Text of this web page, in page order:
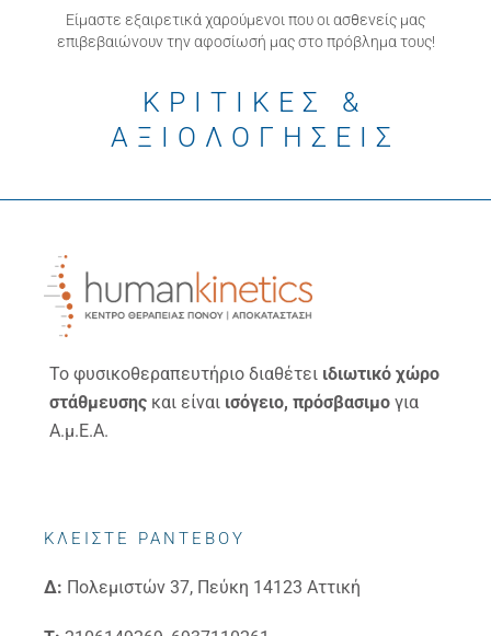
Είμαστε εξαιρετικά χαρούμενοι που οι ασθενείς μας
επιβεβαιώνουν την αφοσίωσή μας στο πρόβλημα τους!
ΚΡΙΤΙΚΕΣ &
ΑΞΙΟΛΟΓΗΣΕΙΣ
Το φυσικοθεραπευτήριο διαθέτει ιδιωτικό χώρο
στάθμευσης και είναι ισόγειο, πρόσβασιμο για
Α.μ.Ε.Α.
ΚΛΕΙΣΤΕ ΡΑΝΤΕΒΟΥ
Δ: Πολεμιστών 37, Πεύκη 14123 Αττική